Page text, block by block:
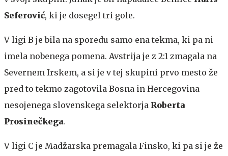
Seferović, ki je dosegel tri gole.
V ligi B je bila na sporedu samo ena tekma, ki pa ni
imela nobenega pomena. Avstrija je z 2:1 zmagala na
Severnem Irskem, a si je v tej skupini prvo mesto že
pred to tekmo zagotovila Bosna in Hercegovina
nesojenega slovenskega selektorja Roberta
Prosinečkega.
V ligi C je Madžarska premagala Finsko, ki pa si je že